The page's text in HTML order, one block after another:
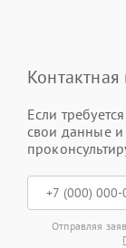
Если
свои данные и
Отправляя